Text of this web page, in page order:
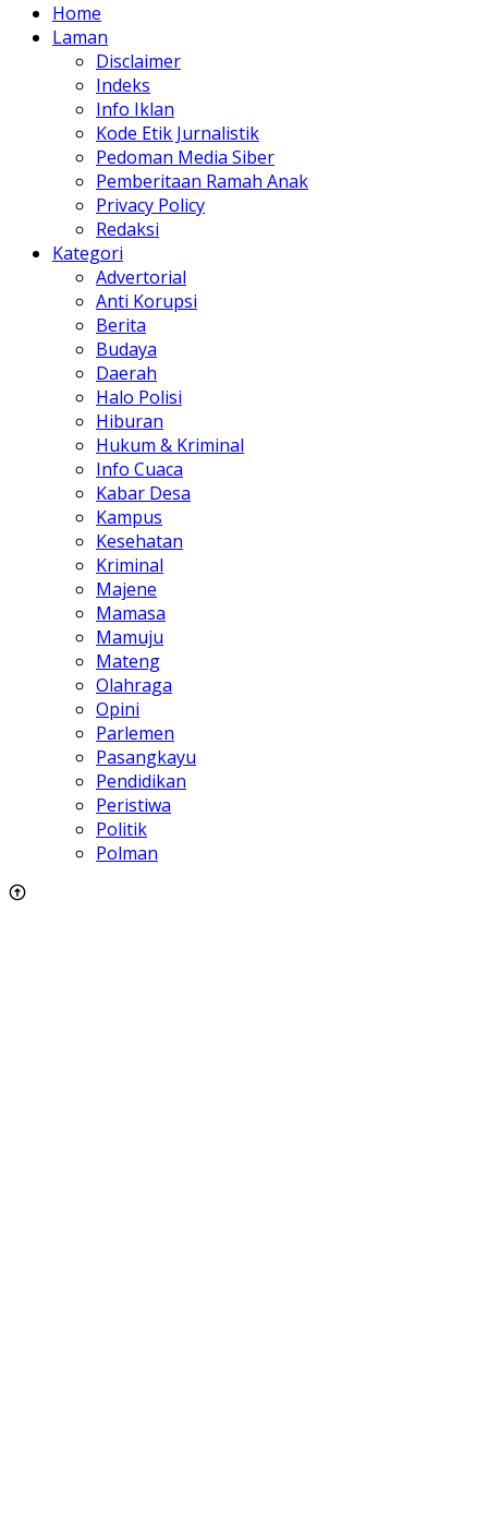
Home
Laman
Disclaimer
Indeks
Info Iklan
Kode Etik Jurnalistik
Pedoman Media Siber
Pemberitaan Ramah Anak
Privacy Policy
Redaksi
Kategori
Advertorial
Anti Korupsi
Berita
Budaya
Daerah
Halo Polisi
Hiburan
Hukum & Kriminal
Info Cuaca
Kabar Desa
Kampus
Kesehatan
Kriminal
Majene
Mamasa
Mamuju
Mateng
Olahraga
Opini
Parlemen
Pasangkayu
Pendidikan
Peristiwa
Politik
Polman